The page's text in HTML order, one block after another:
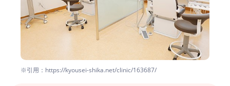
※引用：https://kyousei-shika.net/clinic/163687/